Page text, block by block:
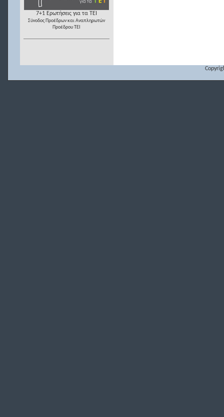
7+1 Ερωτήσεις για τα ΤΕΙ
Σύνοδος Προέδρων και Αναπληρωτών
Προέδρου ΤΕΙ